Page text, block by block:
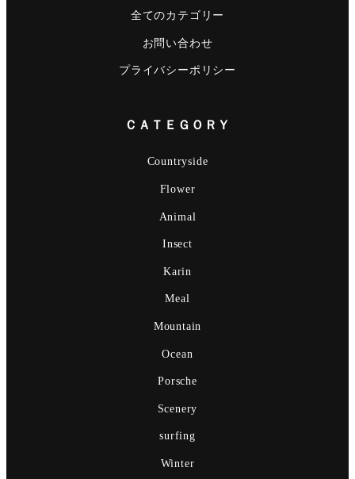
全てのカテゴリー
お問い合わせ
プライバシーポリシー
ＣＡＴＥＧＯＲＹ
Countryside
Flower
Animal
Insect
Karin
Meal
Mountain
Ocean
Porsche
Scenery
surfing
Winter